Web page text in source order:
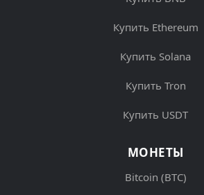
Купить Ethereum
Купить Solana
Купить Tron
Купить USDT
МОНЕТЫ
Bitcoin (BTC)